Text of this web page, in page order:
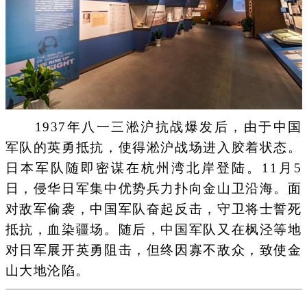
1937年八一三淞沪抗战爆发后，由于中国
军队的英勇抵抗，使得淞沪战场进入胶着状态。
日本军队随即密谋在杭州湾北岸登陆。11月5
日，侵华日军集中优势兵力扑向金山卫沿海。面
对敌军偷袭，中国军队奋起反击，守卫将士誓死
抵抗，血染疆场。随后，中国军队又在枫泾等地
对日军展开英勇阻击，但终因寡不敌众，致使金
山大地沦陷。